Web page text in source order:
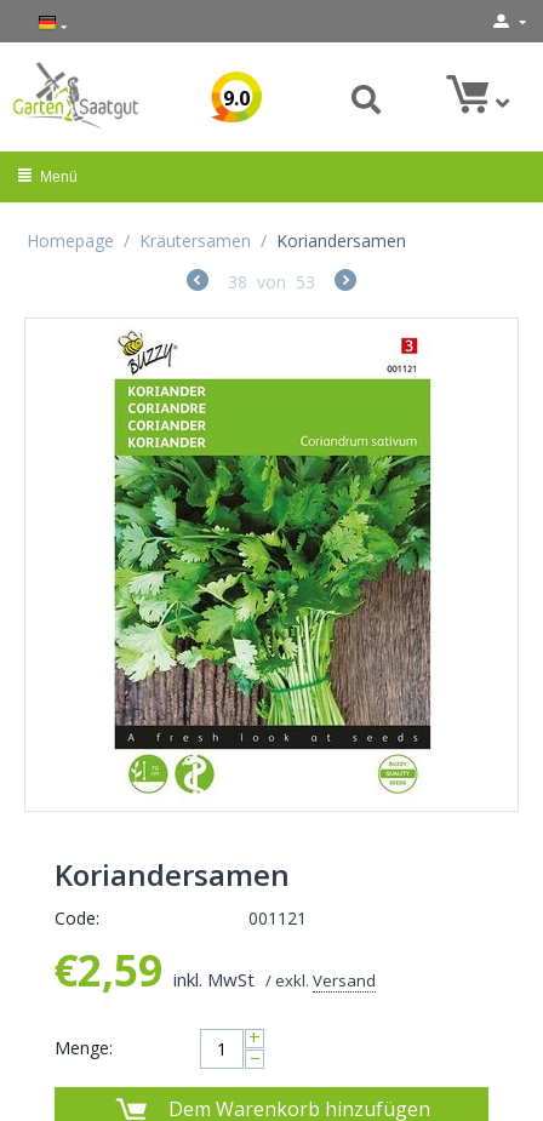
9.0
Menü
Homepage / Kräutersamen / Koriandersamen
38 von 53
Koriandersamen
Code: 001121
€2,59 inkl. MwSt / exkl. Versand
Menge: +
−
Dem Warenkorb hinzufügen